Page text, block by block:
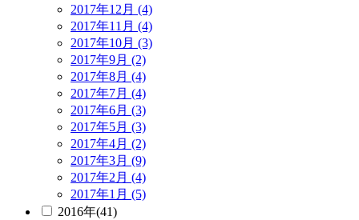
2017年12月 (4)
2017年11月 (4)
2017年10月 (3)
2017年9月 (2)
2017年8月 (4)
2017年7月 (4)
2017年6月 (3)
2017年5月 (3)
2017年4月 (2)
2017年3月 (9)
2017年2月 (4)
2017年1月 (5)
2016年(41)